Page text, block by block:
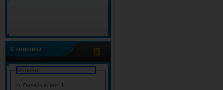
Статистика
Онлайн:
Онлайн всего: 1